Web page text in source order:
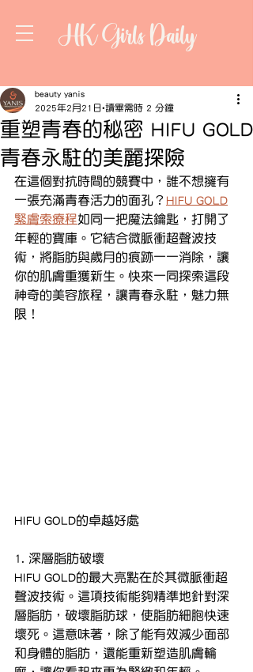
HK Girls Daily
重塑青春的秘密 HIFU GOLD
青春永駐的美麗探險
beauty yanis
2025年2月21日 讀畢需時 2 分鐘
在這個對抗時間的競賽中，誰不想擁有
一張充滿青春活力的面孔？ HIFU GOLD
緊膚索療程如同一把魔法鑰匙，打開了
年輕的寶庫。它結合微脈衝超聲波技
術，將脂肪與歲月的痕跡一一消除，讓
你的肌膚重獲新生。快來一同探索這段
神奇的美容旅程，讓青春永駐，魅力無
限！
HIFU GOLD的卓越好處
1. 深層脂肪破壞
HIFU GOLD的最大亮點在於其微脈衝超
聲波技術。這項技術能夠精準地針對深
層脂肪，破壞脂肪球，使脂肪細胞快速
壞死。這意味著，除了能有效減少面部
和身體的脂肪，還能重新塑造肌膚輪